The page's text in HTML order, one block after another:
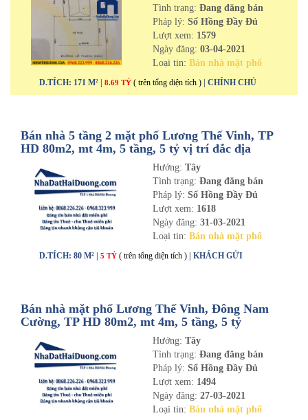
Tình trạng: Đang đăng bán
Pháp lý: Sổ Hồng Đầy Đủ
Lượt xem: 1579
Ngày đăng: 03-04-2021
Loại tin: Bán nhà mặt phố
D.TÍCH: 171 M² | 8.69 TỶ ( trên tổng diện tích ) | CHÍNH CHỦ
Bán nhà 5 tầng 2 mặt phố Lương Thế Vinh, TP
HD 80m2, mt 4m, 5 tầng, 5 tỷ vị trí đắc địa
Hướng: Tây
Tình trạng: Đang đăng bán
Pháp lý: Sổ Hồng Đầy Đủ
Lượt xem: 1618
Ngày đăng: 31-03-2021
Loại tin: Bán nhà mặt phố
D.TÍCH: 80 M² | 5 TỶ ( trên tổng diện tích ) | KHÁCH GỬI
Bán nhà mặt phố Lương Thế Vinh, Đông Nam
Cường, TP HD 80m2, mt 4m, 5 tầng, 5 tỷ
Hướng: Tây
Tình trạng: Đang đăng bán
Pháp lý: Sổ Hồng Đầy Đủ
Lượt xem: 1494
Ngày đăng: 27-03-2021
Loại tin: Bán nhà mặt phố